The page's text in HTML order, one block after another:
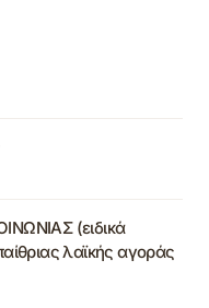
(ειδικά
λαϊκής αγοράς